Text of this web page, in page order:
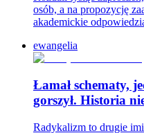
osób, a na propozycję
akademickie
ewangelia
Łamał schematy,
gorszył. Historia
Radykalizm to drugie